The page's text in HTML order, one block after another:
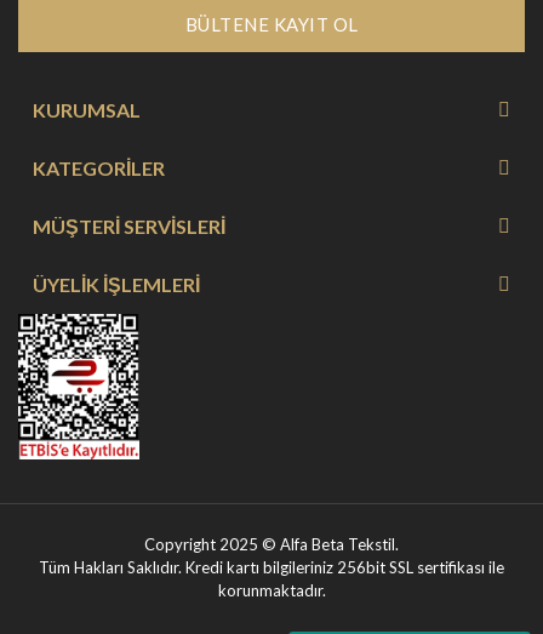
BÜLTENE KAYIT OL
KURUMSAL
KATEGORİLER
MÜŞTERİ SERVİSLERİ
ÜYELİK İŞLEMLERİ
Copyright 2025 © Alfa Beta Tekstil.
Tüm Hakları Saklıdır. Kredi kartı bilgileriniz 256bit SSL sertifikası ile
korunmaktadır.